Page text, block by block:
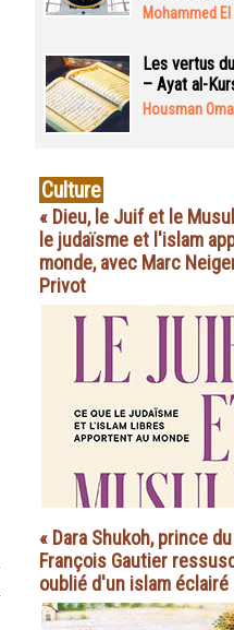
Mohammed
Les vertus
– Ayat al-
Housman
Culture
« Dieu, le Juif et le
le judaïsme et l'islam
monde, avec Marc
Privot
« Dara Shukoh, prince
François Gautier
oublié d'un islam éclairé